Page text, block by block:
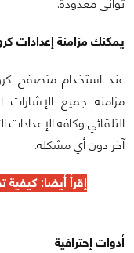
يمكنك مزامنة إعدادات
عند استخدام متصفح
مزامنة جميع الإشارات
التلقائي وكافة
آخر دون أي مشكلة.
إقرأ أيضا:كيفية
أدوات إحترافية